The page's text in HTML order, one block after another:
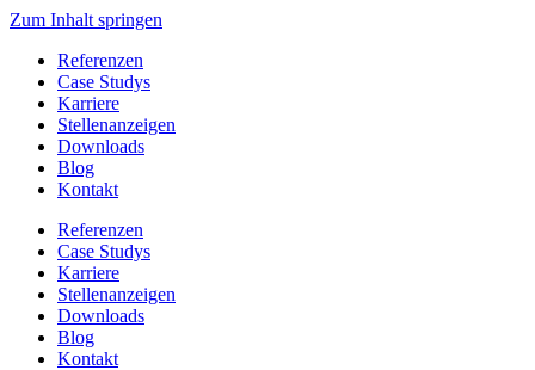
Zum Inhalt springen
Referenzen
Case Studys
Karriere
Stellenanzeigen
Downloads
Blog
Kontakt
Referenzen
Case Studys
Karriere
Stellenanzeigen
Downloads
Blog
Kontakt